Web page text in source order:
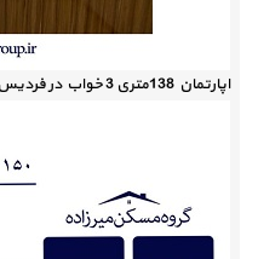
اپارتمان 138متری 3 خواب در فردیس